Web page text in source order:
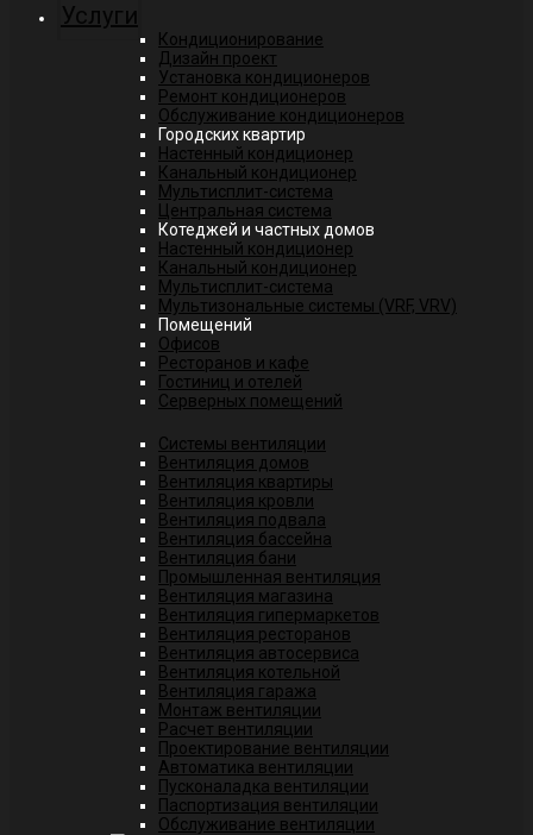
Услуги
Кондиционирование
Дизайн проект
Установка кондиционеров
Ремонт кондиционеров
Обслуживание кондиционеров
Городских квартир
Настенный кондиционер
Канальный кондиционер
Мультисплит-система
Центральная система
Котеджей и частных домов
Настенный кондиционер
Канальный кондиционер
Мультисплит-система
Мультизональные системы (VRF, VRV)
Помещений
Офисов
Ресторанов и кафе
Гостиниц и отелей
Серверных помещений
Системы вентиляции
Вентиляция домов
Вентиляция квартиры
Вентиляция кровли
Вентиляция подвала
Вентиляция бассейна
Вентиляция бани
Промышленная вентиляция
Вентиляция магазина
Вентиляция гипермаркетов
Вентиляция ресторанов
Вентиляция автосервиса
Вентиляция котельной
Вентиляция гаража
Монтаж вентиляции
Расчет вентиляции
Проектирование вентиляции
Автоматика вентиляции
Пусконаладка вентиляции
Паспортизация вентиляции
Обслуживание вентиляции